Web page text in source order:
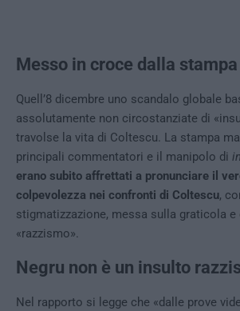
Messo in croce dalla stampa
Quell’8 dicembre uno scandalo globale
assolutamente non circostanziate di
travolse la vita di Coltescu. La stampa
principali commentatori e il manipolo di
erano subito affrettati a pronunciare il
colpevolezza nei confronti di Coltescu,
stigmatizzazione, messa sulla graticola e
«razzismo».
Negru non è un insulto
Nel rapporto si legge che «dalle prove